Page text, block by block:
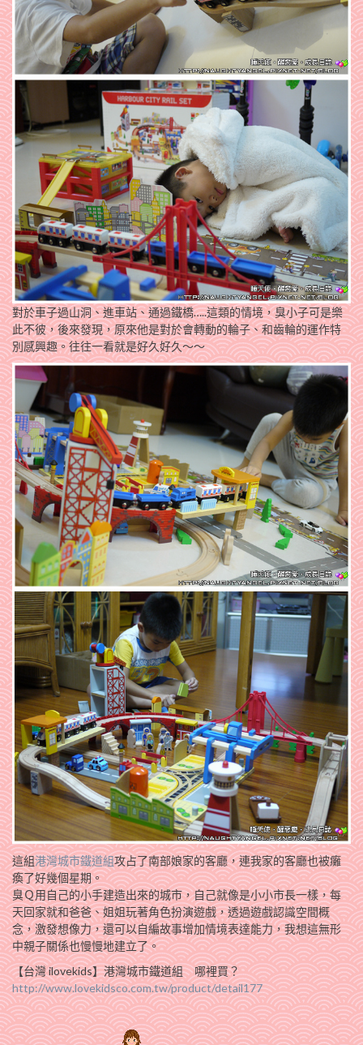
對於車子過山洞、進車站、通過鐵橋…..這類的情境，臭小子可是樂
此不彼，後來發現，原來他是對於會轉動的輪子、和齒輪的運作特
別感興趣。往往一看就是好久好久～～
這組港灣城市鐵道組攻占了南部娘家的客廳，連我家的客廳也被癱
瘓了好幾個星期。
臭Ｑ用自己的小手建造出來的城市，自己就像是小小市長一樣，每
天回家就和爸爸、姐姐玩著角色扮演遊戲，透過遊戲認識空間概
念，激發想像力，還可以自編故事增加情境表達能力，我想這無形
中親子關係也慢慢地建立了。
【台灣 ilovekids】港灣城市鐵道組 哪裡買？
http://www.lovekidsco.com.tw/product/detail177